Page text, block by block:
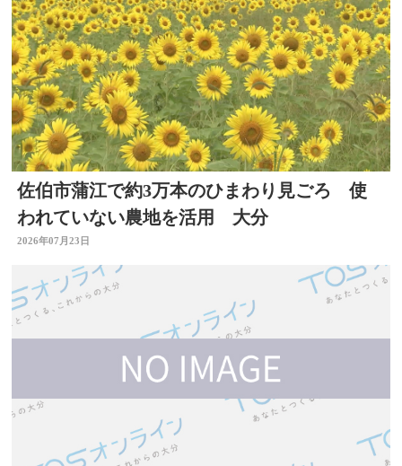
佐伯市蒲江で約3万本のひまわり見ごろ 使
われていない農地を活用 大分
2026年07月23日